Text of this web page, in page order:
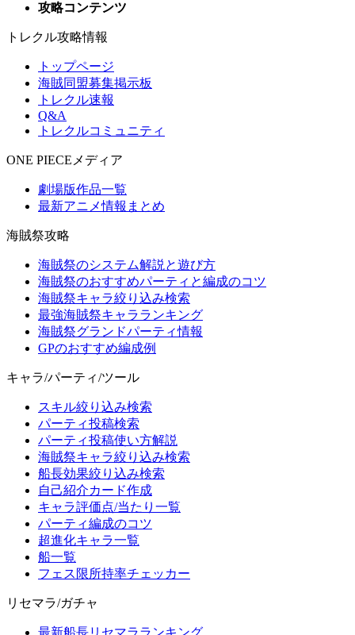
攻略コンテンツ
トレクル攻略情報
トップページ
海賊同盟募集掲示板
トレクル速報
Q&A
トレクルコミュニティ
ONE PIECEメディア
劇場版作品一覧
最新アニメ情報まとめ
海賊祭攻略
海賊祭のシステム解説と遊び方
海賊祭のおすすめパーティと編成のコツ
海賊祭キャラ絞り込み検索
最強海賊祭キャラランキング
海賊祭グランドパーティ情報
GPのおすすめ編成例
キャラ/パーティ/ツール
スキル絞り込み検索
パーティ投稿検索
パーティ投稿使い方解説
海賊祭キャラ絞り込み検索
船長効果絞り込み検索
自己紹介カード作成
キャラ評価点/当たり一覧
パーティ編成のコツ
超進化キャラ一覧
船一覧
フェス限所持率チェッカー
リセマラ/ガチャ
最新船長リセマラランキング